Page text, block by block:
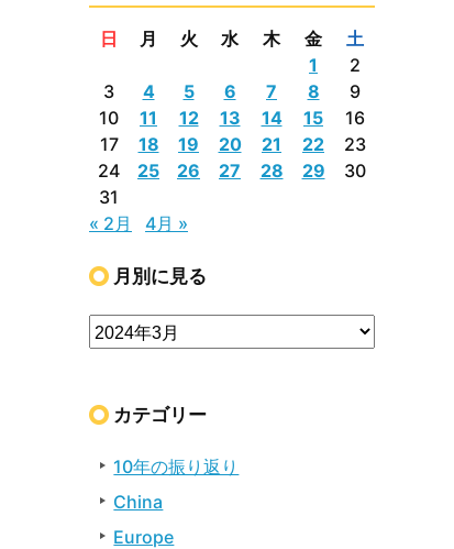
日 月 火 水 木 金
土
1
2
3
4 5 6 7 8
9
10
11 12 13 14 15
16
17
18 19 20 21 22
23
24
25 26 27 28 29
30
31
« 2月
4月 »
月別に見る
カテゴリー
10年の振り返り
China
Europe